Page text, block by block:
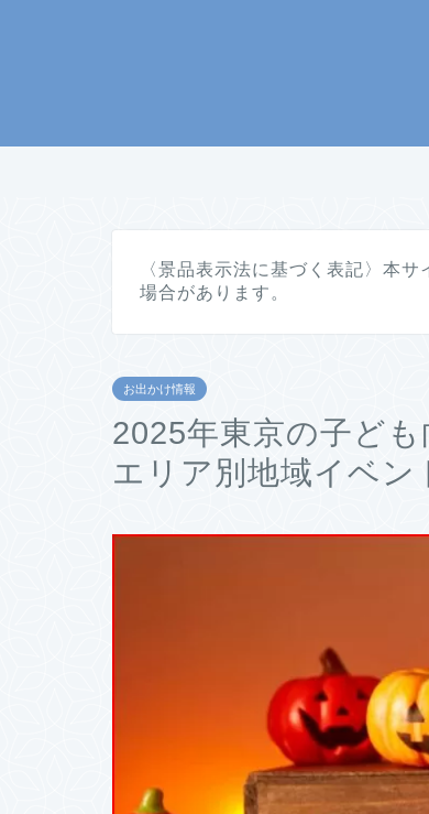
〈景品表示法に基づく表記〉本
場合があります。
お出かけ情報
2025年東京の子ど
エリア別地域イベン